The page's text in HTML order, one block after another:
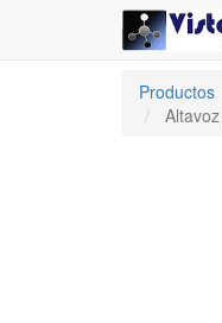
Productos